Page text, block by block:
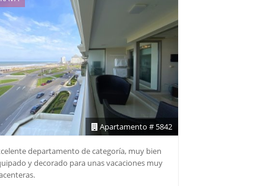
Apartamento # 5842
departamento de categoría, muy bien
y decorado para unas vacaciones muy